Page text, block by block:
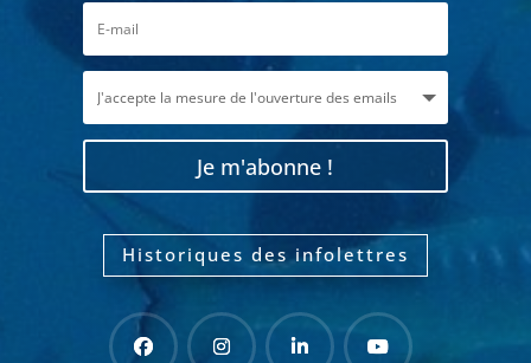
Je m'abonne !
Historiques des infolettres